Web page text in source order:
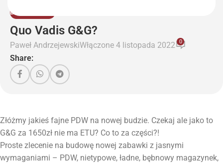
BEZ KATEGORII
Quo Vadis G&G?
Paweł AndrzejewskiWłączone 4 listopada 2022 0
Share:
Złóżmy jakieś fajne PDW na nowej budzie. Czekaj ale jako to
G&G za 1650zł nie ma ETU? Co to za części?!
Proste zlecenie na budowę nowej zabawki z jasnymi
wymaganiami – PDW, nietypowe, ładne, bębnowy magazynek,